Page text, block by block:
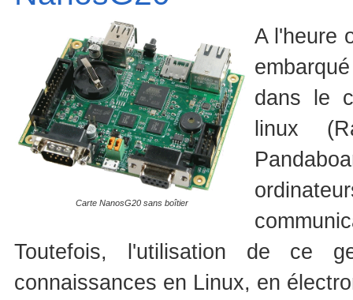
Carte NanosG20 sans boîtier
A l'heure
dans le
linux
Toutefois, l'utilisation de ce
connaissances en Linux, en